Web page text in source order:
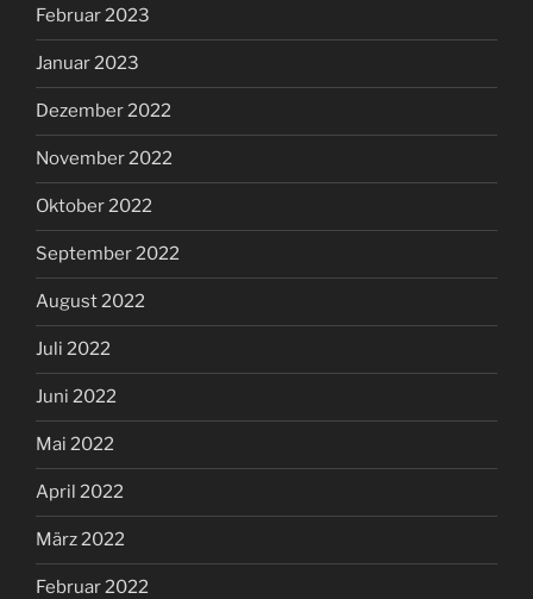
Februar 2023
Januar 2023
Dezember 2022
November 2022
Oktober 2022
September 2022
August 2022
Juli 2022
Juni 2022
Mai 2022
April 2022
März 2022
Februar 2022